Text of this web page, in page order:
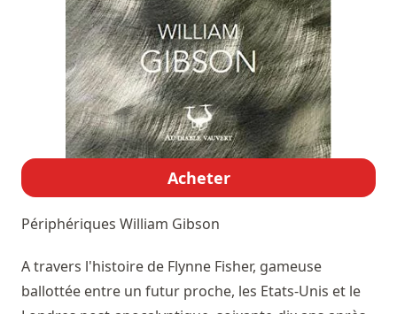
Acheter
Périphériques William Gibson
A travers l'histoire de Flynne Fisher, gameuse
ballottée entre un futur proche, les Etats-Unis et le